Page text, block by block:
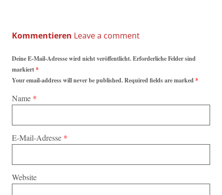
Kommentieren
Deine E-Mail-Adresse wird nicht veröffentlicht. Erforderliche Felder sind
markiert*
Your email-address will never be published. Required fields are marked*
Name *
E-Mail-Adresse *
Website